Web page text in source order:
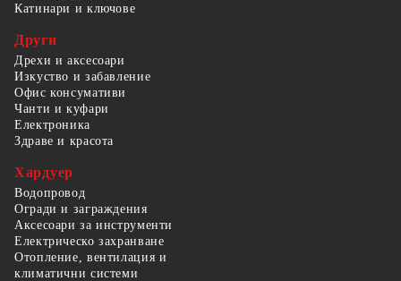
Катинари и ключове
Други
Дрехи и аксесоари
Изкуство и забавление
Офис консумативи
Чанти и куфари
Електроника
Здраве и красота
Хардуер
Водопровод
Огради и заграждения
Аксесоари за инструменти
Електрическо захранване
Отопление, вентилация и
климатични системи